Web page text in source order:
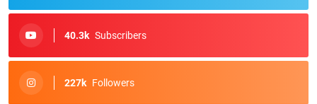
40.3k Subscribers
227k Followers